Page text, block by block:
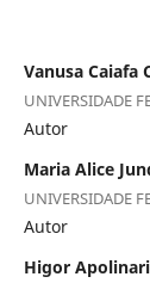
Vanusa Caiafa
UNIVERSIDADE
Autor
Maria Alice
UNIVERSIDADE
Autor
Higor